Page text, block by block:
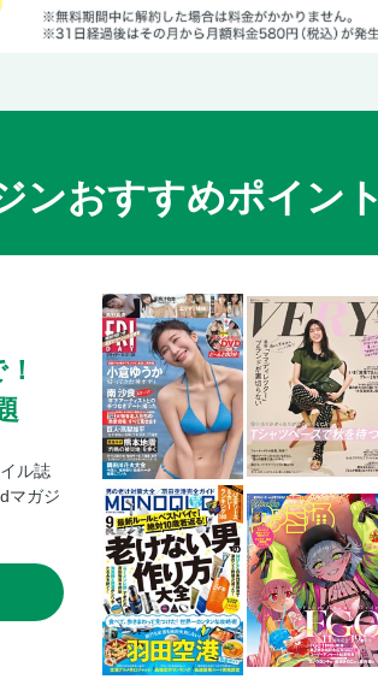
ンおすすめポイント
ル誌
マガジ